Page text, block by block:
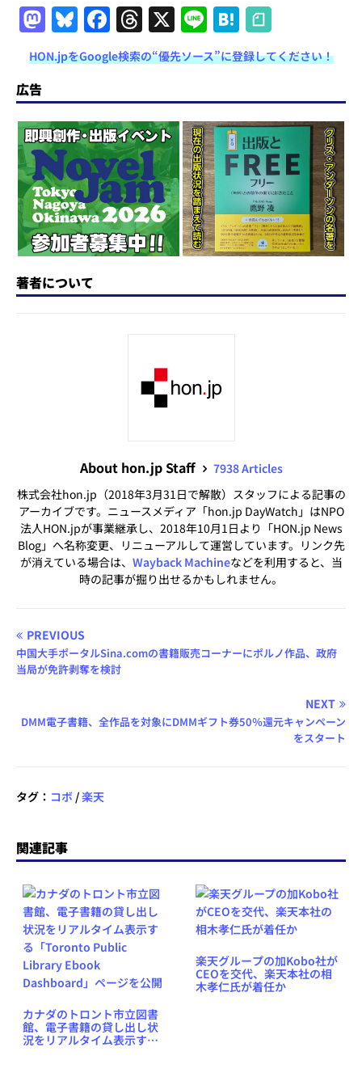
M
a
st
o
d
o
n
Bl
u
e
s
k
y
F
a
c
e
b
o
o
k
T
h
re
a
d
s
X Li
n
e
H
at
e
n
a
HON.jpをGoogle検索の“優先ソース”に登録してください！
広告
著者について
About hon.jp Staff
7938 Articles
株式会社hon.jp（2018年3月31日で解散）スタッフによる記事の
アーカイブです。ニュースメディア「hon.jp DayWatch」はNPO
法人HON.jpが事業継承し、2018年10月1日より「HON.jp News
Blog」へ名称変更、リニューアルして運営しています。リンク先
が消えている場合は、 Wayback Machineなどを利用すると、当
時の記事が掘り出せるかもしれません。
PREVIOUS
中国大手ポータルSina.comの書籍販売コーナーにポルノ作品、政府
当局が免許剥奪を検討
NEXT
DMM電子書籍、全作品を対象にDMMギフト券50％還元キャンペーン
をスタート
タグ： コボ /楽天
関連記事
カナダのトロント市立図書
館、電子書籍の貸し出し状
況をリアルタイム表示する
楽天グループの加Kobo社が
CEOを交代、楽天本社の相
木孝仁氏が着任か